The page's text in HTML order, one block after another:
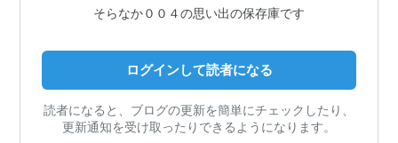
そらなか００４の思い出の保存庫です
ログインして読者になる
読者になると、ブログの更新を簡単にチェックしたり、
更新通知を受け取ったりできるようになります。